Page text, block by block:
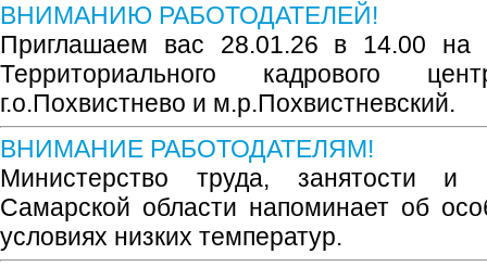
ВНИМАНИЮ РАБОТОДАТЕЛЕЙ!
Приглашаем вас 28.01.26 в 14.00 на
Территориального кадрового
г.о.Похвистнево и м.р.Похвистневский.
ВНИМАНИЕ РАБОТОДАТЕЛЯМ!
Министерство труда, занятости и
Самарской области напоминает об
условиях низких температур.